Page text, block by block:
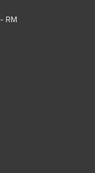
RM